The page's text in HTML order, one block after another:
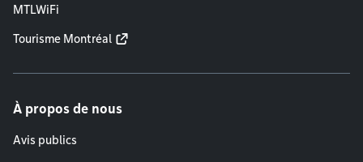
MTLWiFi
Tourisme Montréal
À propos de nous
Avis publics